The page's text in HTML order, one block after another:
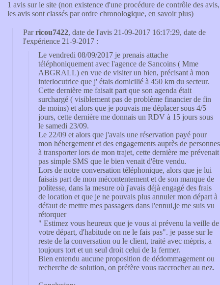
1 avis sur le site (non existence d'une procédure de contrôle des avis,
les avis sont classés par ordre chronologique, en savoir plus)
Parricou7422, date de l'avis 21-09-2017 16:17:29, date de
l'expérience 21-9-2017 :
Le vendredi 08/09/2017 je prenais attache
téléphoniquement avec l'agence de Sancoins ( Mme
ABGRALL) en vue de visiter un bien, précisant à mon
interlocutrice que j' étais domicilié à 450 km du secteur.
Cette dernière me faisait part que son agenda était
surchargé ( visiblement pas de problème financier de fin
de moins) et alors que je pouvais me déplacer sous 4/5
jours, cette dernière me donnais un RDV à 15 jours sous
le samedi 23/09.
Le 22/09 et alors que j'avais une réservation payé pour
mon hébergement et des engagements auprès de personnes
à transporter lors de mon trajet, cette dernière me prévenait
pas simple SMS que le bien venait d'être vendu.
Lors de notre conversation téléphonique, alors que je lui
faisais part de mon mécontentement et de son manque de
politesse, dans la mesure où j'avais déjà engagé des frais
de location et que je ne pouvais plus annuler mon départ à
défaut de mettre mes passagers dans l'ennui,je me suis vu
rétorquer
" Estimez vous heureux que je vous ai prévenu la veille de
votre départ, d'habitude on ne le fais pas". je passe sur le
reste de la conversation ou le client, traité avec mépris, a
toujours tort et un seul droit celui de la fermer.
Bien entendu aucune proposition de dédommagement ou
recherche de solution, on préfère vous raccrocher au nez.